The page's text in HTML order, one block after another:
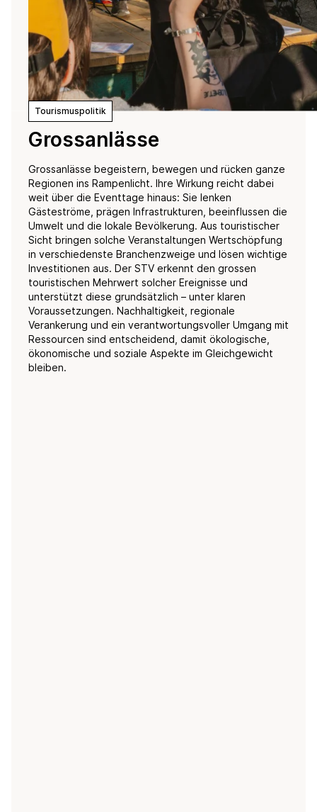
Tourismuspolitik
Grossanlässe
Grossanlässe begeistern, bewegen und rücken ganze
Regionen ins Rampenlicht. Ihre Wirkung reicht dabei
weit über die Eventtage hinaus: Sie lenken
Gästeströme, prägen Infrastrukturen, beeinflussen die
Umwelt und die lokale Bevölkerung. Aus touristischer
Sicht bringen solche Veranstaltungen Wertschöpfung
in verschiedenste Branchenzweige und lösen wichtige
Investitionen aus. Der STV erkennt den grossen
touristischen Mehrwert solcher Ereignisse und
unterstützt diese grundsätzlich – unter klaren
Voraussetzungen. Nachhaltigkeit, regionale
Verankerung und ein verantwortungsvoller Umgang mit
Ressourcen sind entscheidend, damit ökologische,
ökonomische und soziale Aspekte im Gleichgewicht
bleiben.